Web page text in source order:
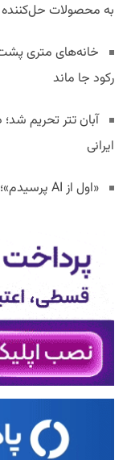
به محصولات
خانه‌های متری پشت
رکود جا ماند
آبان تتر تحریم
ایرانی
«اول از AI پرسیدم»؛ جمله‌ای که پزشکان دوست ندارند بشنوند